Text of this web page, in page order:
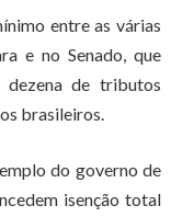
entre as várias
e no Senado, que
de tributos
brasileiros.
do governo de
isenção total